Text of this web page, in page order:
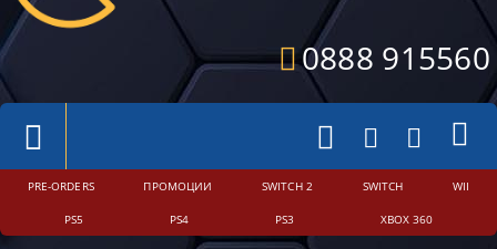
0888 915560
PRE-ORDERS ПРОМОЦИИ SWITCH 2 SWITCH WII
PS5 PS4 PS3 XBOX 360